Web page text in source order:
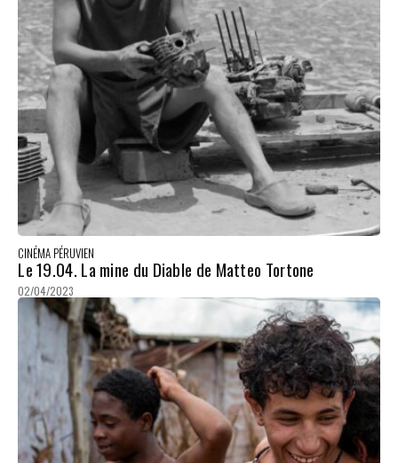
CINÉMA PÉRUVIEN
Le 19.04. La mine du Diable de Matteo Tortone
02/04/2023